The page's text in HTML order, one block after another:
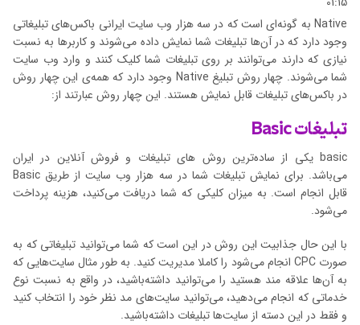
Native به گونه‌ای است که در سه هزار وب سایت ایرانی باکس‌های تبلیغاتی
وجود دارد که در آن‌ها تبلیغات شما نمایش داده می‌شوند و کاربرها به نسبت
نیازی که دارند می‌توانند بر روی تبلیغات شما کلیک کنند و وارد وب سایت
شما می‌شوند. چهار روش تبلیغ Native وجود دارد که همه‌ی این چهار روش
در باکس‌های تبلیغات قابل نمایش هستند. این چهار روش عبارتند از:
تبلیغات Basic
basic یکی از ساده‌ترین روش های تبلیغات و فروش آنلاین در ایران
می‌باشد. برای نمایش تبلیغات شما در سه هزار وب سایت از طریق Basic
قابل انجام است. به میزان کلیکی که شما دریافت می‌کنید، هزینه پرداخت
می‌شود.
با این حال جذابیت این روش در این است که شما می‌توانید تبلیغاتی که به
صورت CPC انجام می‌شود را کاملا مدیریت کنید. به طور مثال سایت‌هایی که
به آن‌ها علاقه مند هستید را می‌توانید داشته‌باشید، در واقع به نسبت نوع
خدماتی که انجام می‌دهید، می‌توانید سایت‌های مد نظر خود را انتخاب کنید
و فقط در این دسته از سایت‌ها تبلیغات داشته‌باشید.